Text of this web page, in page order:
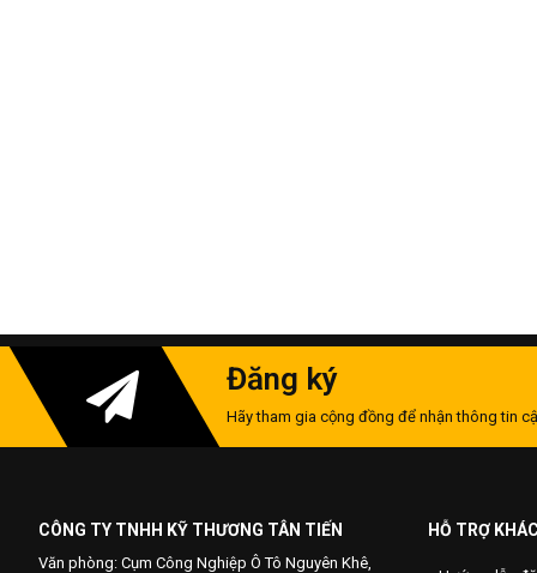
Đăng ký
Hãy tham gia cộng đồng để nhận thông tin
CÔNG TY TNHH KỸ THƯƠNG TÂN TIẾN
Văn phòng: Cụm Công Nghiệp Ô Tô Nguyên Khê,
HỖ TRỢ